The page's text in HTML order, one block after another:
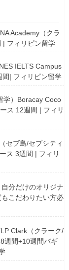
Academy（クラ
| フィリピン留学
IELTS Campus
間| フィリピン留学
学）Boracay Coco
ス 12週間 | フィリ
セブ島/セブシティ
ス 3週間 | フィリ
自分だけのオリジナ
こだわりたい方必
Clark（クラーク/
週間+10週間バギ